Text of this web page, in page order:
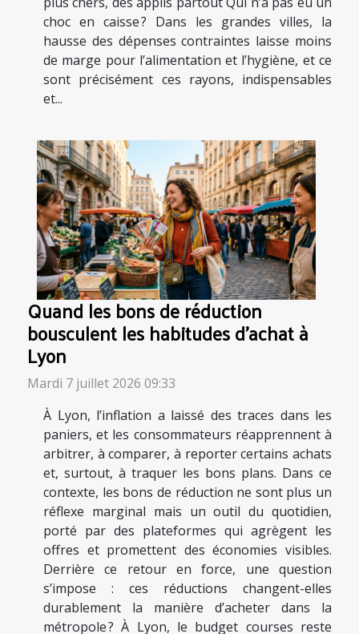
choc en caisse ? Dans les grandes villes, la
hausse des dépenses contraintes laisse moins
de marge pour l’alimentation et l’hygiène, et ce
sont précisément ces rayons, indispensables
et...
Quand les bons de réduction
bousculent les habitudes d’achat à
Lyon
Mardi 7 juillet 2026 09:33
À Lyon, l’inflation a laissé des traces dans les
paniers, et les consommateurs réapprennent à
arbitrer, à comparer, à reporter certains achats
et, surtout, à traquer les bons plans. Dans ce
contexte, les bons de réduction ne sont plus un
réflexe marginal mais un outil du quotidien,
porté par des plateformes qui agrègent les
offres et promettent des économies visibles.
Derrière ce retour en force, une question
s’impose : ces réductions changent-elles
durablement la manière d’acheter dans la
métropole ? À Lyon, le budget courses reste